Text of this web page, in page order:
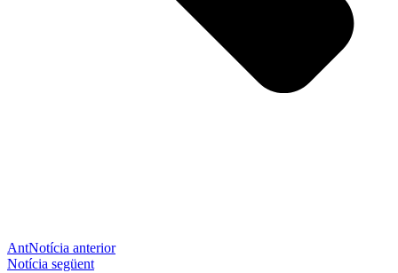
AntNotícia anterior
Notícia següent